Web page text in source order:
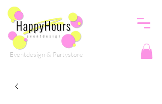
Eventdesign & Partystore